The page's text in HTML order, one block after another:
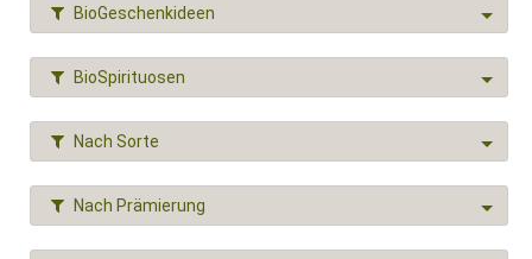
BioGeschenkideen
BioSpirituosen
Nach Sorte
Nach Prämierung